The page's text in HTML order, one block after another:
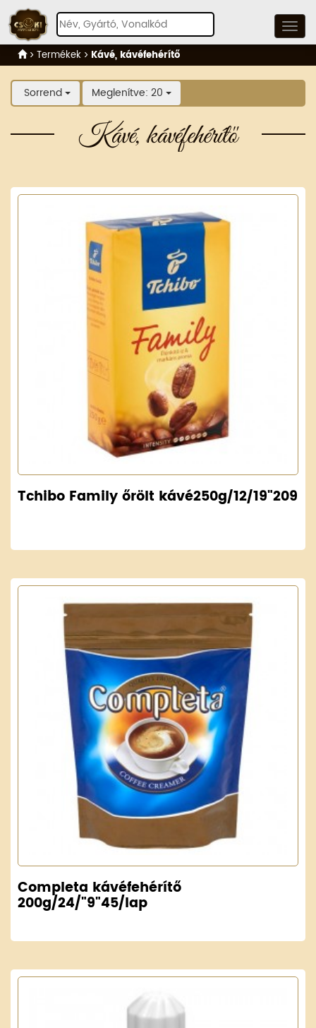
Termékek Kávé, kávéfehérítő
Sorrend Meglenítve: 20
Kávé, kávéfehérítő
Tchibo Family őrölt kávé250g/12/19"209
Completa kávéfehérítő
200g/24/"9"45/lap